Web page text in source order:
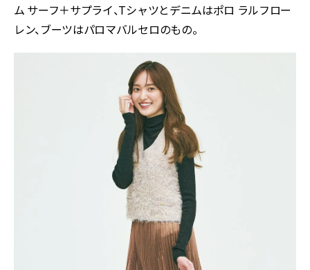
ム サーフ＋サプライ、Tシャツとデニムはポロ ラルフロー
レン、ブーツはパロマバルセロのもの。